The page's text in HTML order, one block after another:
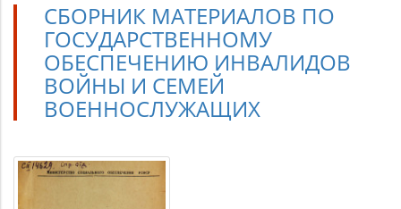
СБОРНИК МАТЕРИАЛОВ ПО
ГОСУДАРСТВЕННОМУ
ОБЕСПЕЧЕНИЮ ИНВАЛИДОВ
ВОЙНЫ И СЕМЕЙ
ВОЕННОСЛУЖАЩИХ